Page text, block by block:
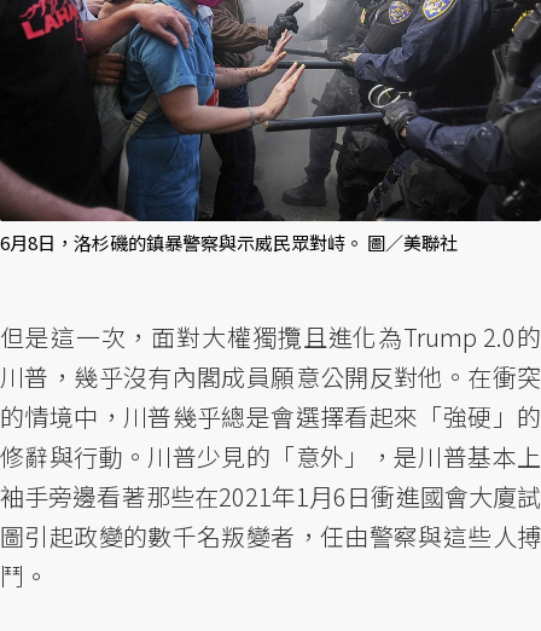
6月8日，洛杉磯的鎮暴警察與示威民眾對峙。 圖／美聯社
但是這一次，面對大權獨攬且進化為Trump 2.0的
川普，幾乎沒有內閣成員願意公開反對他。在衝突
的情境中，川普幾乎總是會選擇看起來「強硬」的
修辭與行動。川普少見的「意外」，是川普基本上
袖手旁邊看著那些在2021年1月6日衝進國會大廈試
圖引起政變的數千名叛變者，任由警察與這些人搏
鬥。